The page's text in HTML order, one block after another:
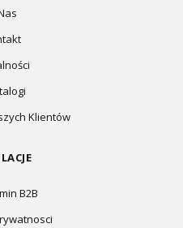
Klientów
B2B